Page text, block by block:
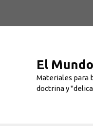
El
Materiales para
doctrina y